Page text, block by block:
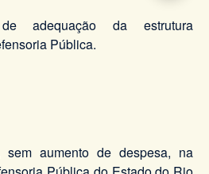
adequação da estrutura
Pública.
sem aumento de despesa, na